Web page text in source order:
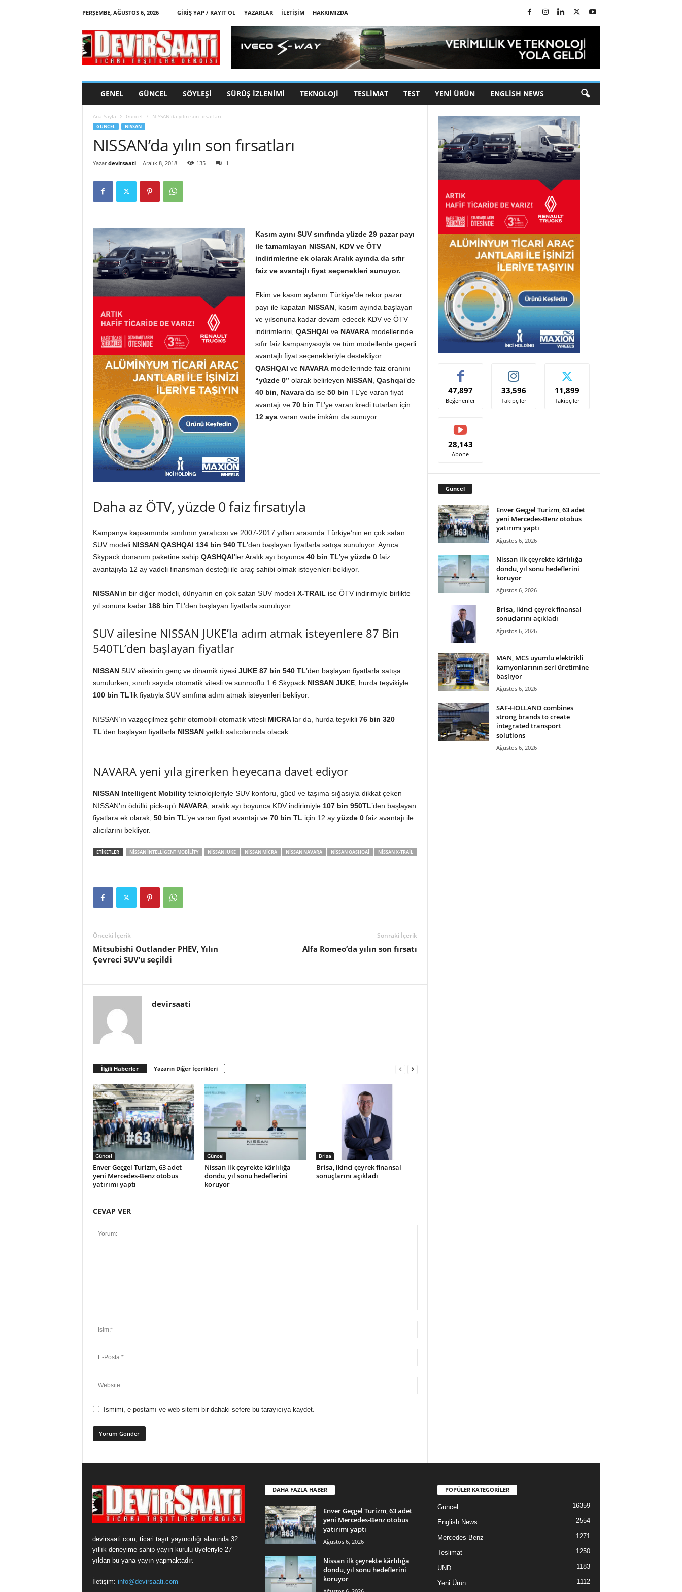
PERŞEMBE, AĞUSTOS 6, 2026 GIRIŞ YAP / KAYIT OL YAZARLAR İLETIŞIM
HAKKIMIZDA
e
v
i
r
GENEL GÜNCEL SÖYLEŞI SÜRÜŞ İZLENIMI TEKNOLOJI TESLIMAT TEST YENI ÜRÜN ENGLISH NEWS
Ana Sayfa Güncel NISSAN’da yılın son fırsatları
GÜNCEL NISSAN
NISSAN’da yılın son fırsatları
Yazar devirsaati- Aralık 8, 2018 135 1
Kasım ayını SUV sınıfında yüzde 29 pazar payı
ile tamamlayan NISSAN, KDV ve ÖTV
indirimlerine ek olarak Aralık ayında da sıfır
faiz ve avantajlı fiyat seçenekleri sunuyor.
Ekim ve kasım aylarını Türkiye’de rekor pazar
payı ile kapatan NISSAN, kasım ayında başlayan
ve yılsonuna kadar devam edecek KDV ve ÖTV
indirimlerini, QASHQAI ve NAVARAmodellerinde
sıfır faiz kampanyasıyla ve tüm modellerde geçerli
avantajlı fiyat seçenekleriyle destekliyor.
QASHQAI ve NAVARAmodellerinde faiz oranını
“yüzde 0” olarak belirleyen NISSAN, Qashqai’de
40 bin
Navara’da ise 50 bin TL’ye varan fiyat
avantajı ve 70 bin TL’ye varan kredi tutarları için
12 ayavaran vade imkânı da sunuyor.
Daha az ÖTV, yüzde 0 faiz fırsatıyla
Kampanya kapsamında sınıfının yaratıcısı ve 2007-2017 yılları arasında Türkiye’nin en çok satan
SUV modeli NISSAN QASHQAI 134 bin 940 TL’den başlayan fiyatlarla satışa sunuluyor. Ayrıca
Skypack donanım paketine sahip QASHQAI’ler Aralık ayı boyunca 40 bin TL’ye yüzde 0faiz
avantajıyla 12 ay vadeli finansman desteği ile araç sahibi olmak isteyenleri bekliyor.
NISSAN’ın bir diğer modeli, dünyanın en çok satan SUV modeli X-TRAIL ise ÖTV indirimiyle birlikte
yıl sonuna kadar 188 bin TL’den başlayan fiyatlarla sunuluyor.
SUV ailesine NISSAN JUKE’la adım atmak isteyenlere 87 Bin
540TL’den başlayan fiyatlar
NISSANSUV ailesinin genç ve dinamik üyesi JUKE 87 bin 540 TL’den başlayan fiyatlarla satışa
sunulurken, sınırlı sayıda otomatik vitesli ve sunrooflu 1.6 Skypack NISSAN JUKE, hurda teşvikiyle
100 bin TL’lik fiyatıyla SUV sınıfına adım atmak isteyenleri bekliyor.
NISSAN’ın vazgeçilmez şehir otomobili otomatik vitesli MICRA’lar da, hurda teşvikli 76 bin 320
TL’den başlayan fiyatlarla NISSANyetkili satıcılarında olacak.
NAVARA yeni yıla girerken heyecana davet ediyor
NISSAN Intelligent Mobilityteknolojileriyle SUV konforu, gücü ve taşıma sığasıyla dikkat çeken
NISSAN’ın ödüllü pick-up’ı NAVARA, aralık ayı boyunca KDV indirimiyle 107 bin 950TL’den başlayan
fiyatlara ek olarak, 50 bin TL’ye varan fiyat avantajı ve 70 bin TL için 12 ay yüzde 0faiz avantajı ile
alıcılarını bekliyor.
ETIKETLER NISSAN INTELLIGENT MOBILITY NISSAN JUKE NISSAN MICRA NISSAN NAVARA NISSAN QASHQAI NISSAN X-TRAIL
Önceki İçerik
Mitsubishi Outlander PHEV, Yılın
Çevreci SUV’u seçildi
Sonraki İçerik
Alfa Romeo’da yılın son fırsatı
devirsaati
İlgili Haberler Yazarın Diğer İçerikleri
Güncel
Enver Geçgel Turizm, 63 adet
yeni Mercedes-Benz otobüs
yatırımı yaptı
Güncel
Nissan ilk çeyrekte kârlılığa
döndü, yıl sonu hedeflerini
koruyor
Brisa
Brisa, ikinci çeyrek finansal
sonuçlarını açıkladı
CEVAP VER
Ismimi, e-postamı ve web sitemi bir dahaki sefere bu tarayıcıya kaydet.
47,897
Beğenenler
33,596
Takipçiler
11,899
Takipçiler
28,143
Abone
Güncel
Enver Geçgel Turizm, 63 adet
yeni Mercedes-Benz otobüs
yatırımı yaptı
Ağustos 6, 2026
Nissan ilk çeyrekte kârlılığa
döndü, yıl sonu hedeflerini
koruyor
Ağustos 6, 2026
Brisa, ikinci çeyrek finansal
sonuçlarını açıkladı
Ağustos 6, 2026
MAN, MCS uyumlu elektrikli
kamyonlarının seri üretimine
başlıyor
Ağustos 6, 2026
SAF-HOLLAND combines
strong brands to create
integrated transport
solutions
Ağustos 6, 2026
devirsaati.com, ticari taşıt yayıncılığı alanında 32
yıllık deneyime sahip yayın kurulu üyeleriyle 27
yıldan bu yana yayın yapmaktadır.
İletişim: info@devirsaati.com
DAHA FAZLA HABER
Enver Geçgel Turizm, 63 adet
yeni Mercedes-Benz otobüs
yatırımı yaptı
Ağustos 6, 2026
Nissan ilk çeyrekte kârlılığa
döndü, yıl sonu hedeflerini
koruyor
POPÜLER KATEGORİLER
Güncel 16359
English News 2554
Mercedes-Benz 1271
Teslimat 1250
UND 1183
Yeni Ürün 1112